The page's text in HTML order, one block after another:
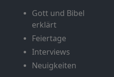
Gott und Bibel
erklärt
Feiertage
Interviews
Neuigkeiten